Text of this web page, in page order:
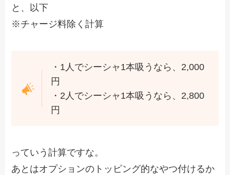
と、以下
※チャージ料除く計算
・1人でシーシャ1本吸うなら、2,000
円
・2人でシーシャ1本吸うなら、2,800
円
っていう計算ですな。
あとはオプションのトッピング的なやつ付けるか